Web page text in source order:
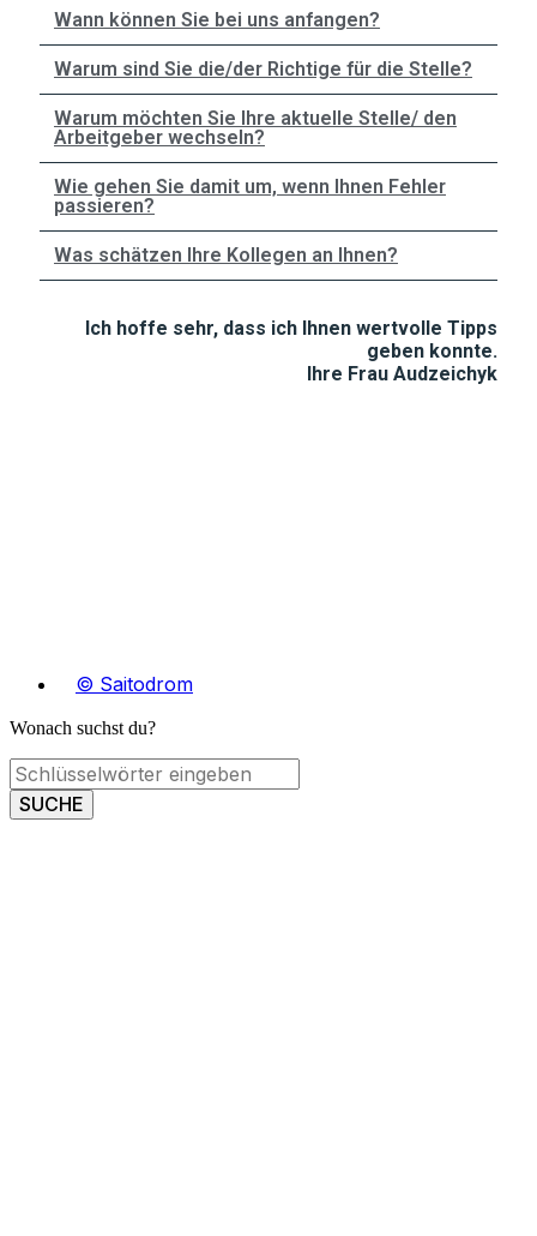
Wann können Sie bei uns anfangen?
Warum sind Sie die/der Richtige für die Stelle?
Warum möchten Sie Ihre aktuelle Stelle/ den
Arbeitgeber wechseln?
Wie gehen Sie damit um, wenn Ihnen Fehler
passieren?
Was schätzen Ihre Kollegen an Ihnen?
Ich hoffe sehr, dass ich Ihnen wertvolle Tipps
geben konnte.
Ihre Frau Audzeichyk
© Saitodrom
Wonach suchst du?
SUCHE